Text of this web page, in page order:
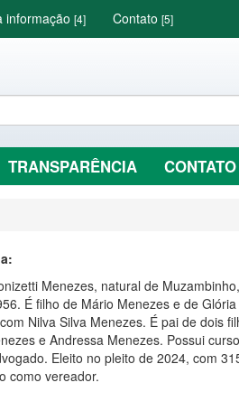
informação [4] Contato [5]
TRANSPARÊNCIA CONTATO
Menezes, natural de
É filho de Mário Menezes e de
Nilva Silva Menezes. É pai de dois
e Andressa Menezes. Possui
Eleito no pleito de 2024, com
como vereador.